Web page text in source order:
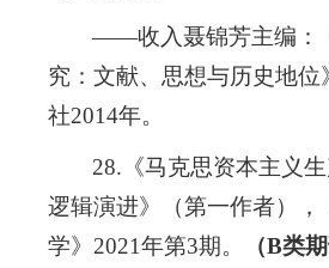
——收入聂锦芳主编：
究：文献、思想与历史地位
社2014年。
28.《马克思资本主义
逻辑演进》（第一作者），
学》2021年第3期。
（B类期